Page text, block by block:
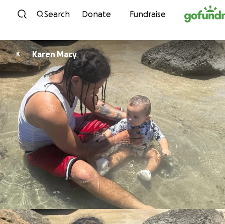
Skip to content
Search Donate Fundraise
K Karen Macy